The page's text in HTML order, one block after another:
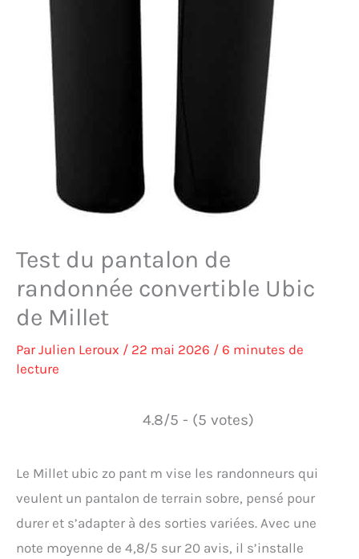
Test du pantalon de
randonnée convertible Ubic
de Millet
ParJulien Leroux / 22 mai 2026 / 6 minutes de
lecture
4.8/5 - (5 votes)
Le Millet ubic zo pant m vise les randonneurs qui
veulent un pantalon de terrain sobre, pensé pour
durer et s’adapter à des sorties variées. Avec une
note moyenne de 4,8/5 sur 20 avis, il s’installe